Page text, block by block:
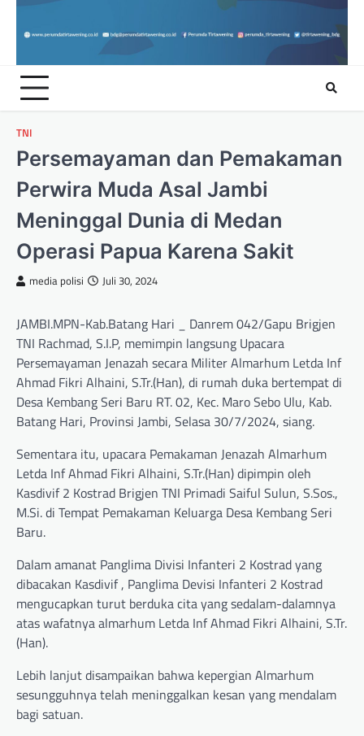
TNI
Persemayaman dan Pemakaman
Perwira Muda Asal Jambi
Meninggal Dunia di Medan
Operasi Papua Karena Sakit
media polisi Juli 30, 2024
JAMBI.MPN-Kab.Batang Hari _ Danrem 042/Gapu Brigjen
TNI Rachmad, S.I.P, memimpin langsung Upacara
Persemayaman Jenazah secara Militer Almarhum Letda Inf
Ahmad Fikri Alhaini, S.Tr.(Han), di rumah duka bertempat di
Desa Kembang Seri Baru RT. 02, Kec. Maro Sebo Ulu, Kab.
Batang Hari, Provinsi Jambi, Selasa 30/7/2024, siang.
Sementara itu, upacara Pemakaman Jenazah Almarhum
Letda Inf Ahmad Fikri Alhaini, S.Tr.(Han) dipimpin oleh
Kasdivif 2 Kostrad Brigjen TNI Primadi Saiful Sulun, S.Sos.,
M.Si. di Tempat Pemakaman Keluarga Desa Kembang Seri
Baru.
Dalam amanat Panglima Divisi Infanteri 2 Kostrad yang
dibacakan Kasdivif , Panglima Devisi Infanteri 2 Kostrad
mengucapkan turut berduka cita yang sedalam-dalamnya
atas wafatnya almarhum Letda Inf Ahmad Fikri Alhaini, S.Tr.
(Han).
Lebih lanjut disampaikan bahwa kepergian Almarhum
sesungguhnya telah meninggalkan kesan yang mendalam
bagi satuan.